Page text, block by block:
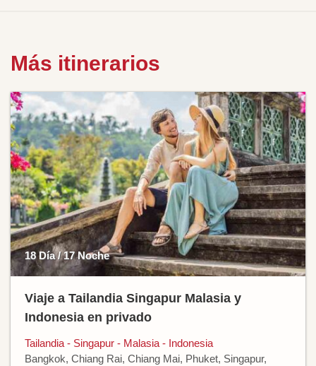
Más itinerarios
18 Día / 17 Noche
Viaje a Tailandia Singapur Malasia y
Indonesia en privado
Tailandia - Singapur - Malasia - Indonesia
Bangkok, Chiang Rai, Chiang Mai, Phuket, Singapur,